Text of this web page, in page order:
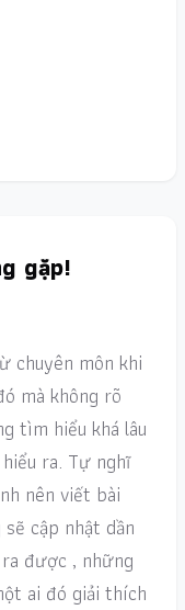
gặp!
chuyên môn khi
mà không rõ
tìm hiểu khá lâu
ra. Tự nghĩ
nên viết bài
cập nhật dần
được , những
ai đó giải thích